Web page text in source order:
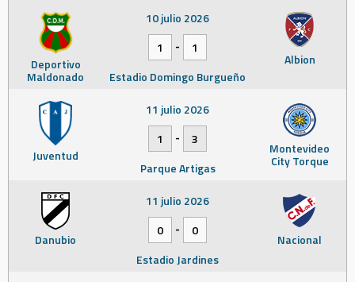
Deportivo
Maldonado
Albion
10 julio 2026
1
-
1
Estadio Domingo Burgueño
Juventud Montevideo
City Torque
11 julio 2026
1
-
3
Parque Artigas
Danubio Nacional
11 julio 2026
0
-
0
Estadio Jardines